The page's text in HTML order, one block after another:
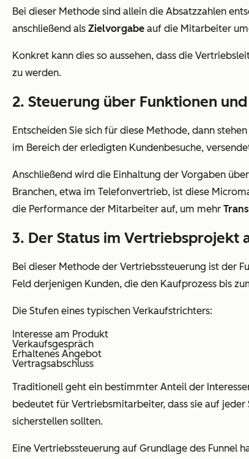
Bei dieser Methode sind allein die Absatzzahlen
anschließend als Zielvorgabe auf die Mitarbeiter
Konkret kann dies so aussehen, dass die
zu werden.
2. Steuerung über Funktionen
Entscheiden Sie sich für diese Methode, dann
im Bereich der erledigten Kundenbesuche,
Anschließend wird die Einhaltung der Vorgaben
Branchen, etwa im Telefonvertrieb, ist diese
die Performance der Mitarbeiter auf, um mehr
3. Der Status im Vertriebsprojekt
Bei dieser Methode der Vertriebssteuerung ist der
Feld derjenigen Kunden, die den Kaufprozess bis
Die Stufen eines typischen Verkaufstrichters:
Interesse am Produkt
Verkaufsgespräch
Erhaltenes Angebot
Vertragsabschluss
Traditionell geht ein bestimmter Anteil der
bedeutet für Vertriebsmitarbeiter, dass sie auf jeder
sicherstellen sollten.
Eine Vertriebssteuerung auf Grundlage des Funnel